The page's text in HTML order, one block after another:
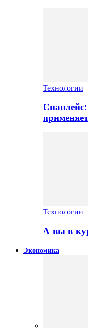
Технологии
Технологии
А вы в
Экономика